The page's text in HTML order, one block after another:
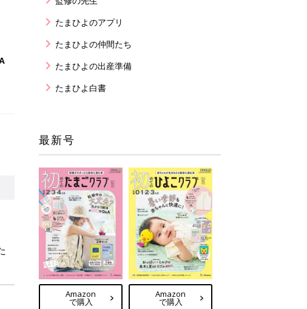
たまひよのアプリ
たまひよの仲間たち
たまひよの出産準備
たまひよ白書
最新号
Amazon
で購入
Amazon
で購入